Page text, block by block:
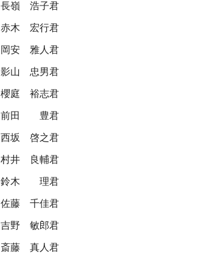
長嶺 浩子君
赤木 宏行君
岡安 雅人君
影山 忠男君
櫻庭 裕志君
前田 豊君
西坂 啓之君
村井 良輔君
鈴木 理君
佐藤 千佳君
吉野 敏郎君
斎藤 真人君